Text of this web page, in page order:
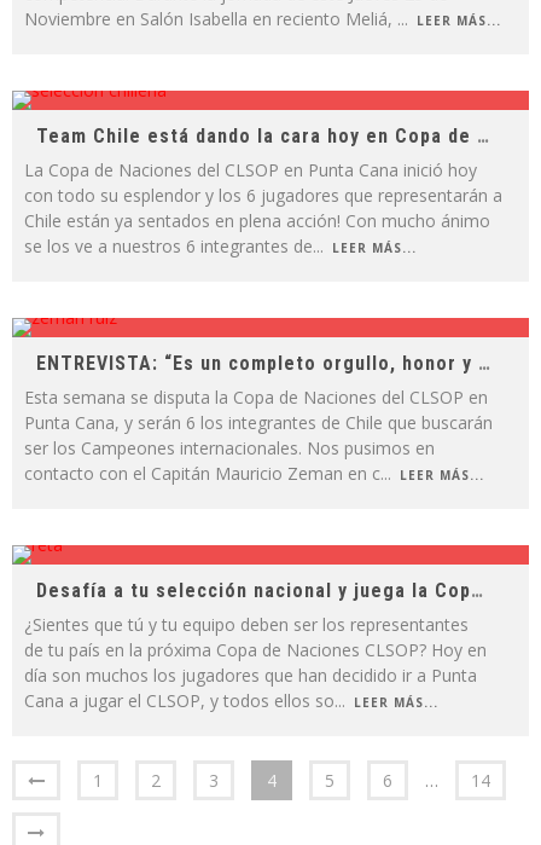
Noviembre en Salón Isabella en reciento Meliá, ... LEER MÁS...
Team Chile está dando la cara hoy en Copa de Naciones CLSOP
La Copa de Naciones del CLSOP en Punta Cana inició hoy
con todo su esplendor y los 6 jugadores que representarán a
Chile están ya sentados en plena acción! Con mucho ánimo
se los ve a nuestros 6 integrantes de... LEER MÁS...
ENTREVISTA: “Es un completo orgullo, honor y real alegría poder liderar a tu país”
Esta semana se disputa la Copa de Naciones del CLSOP en
Punta Cana, y serán 6 los integrantes de Chile que buscarán
ser los Campeones internacionales. Nos pusimos en
contacto con el Capitán Mauricio Zeman en c... LEER MÁS...
Desafía a tu selección nacional y juega la Copa de Naciones CLSOP
¿Sientes que tú y tu equipo deben ser los representantes
de tu país en la próxima Copa de Naciones CLSOP? Hoy en
día son muchos los jugadores que han decidido ir a Punta
Cana a jugar el CLSOP, y todos ellos so... LEER MÁS...
1 2 3 4 5 6 … 14